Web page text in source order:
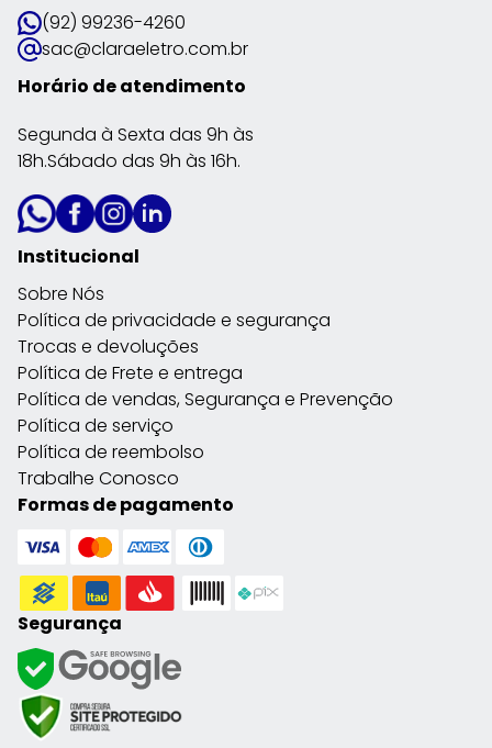
(92) 99236-4260
sac@claraeletro.com.br
Horário de atendimento
Segunda à Sexta das 9h às
18h.Sábado das 9h às 16h.
Institucional
Sobre Nós
Política de privacidade e segurança
Trocas e devoluções
Política de Frete e entrega
Política de vendas, Segurança e Prevenção
Política de serviço
Política de reembolso
Trabalhe Conosco
Formas de pagamento
Segurança